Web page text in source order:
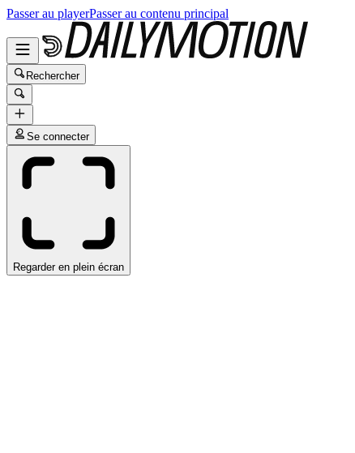
Passer au playerPasser au contenu principal
Rechercher
Se connecter
Regarder en plein écran